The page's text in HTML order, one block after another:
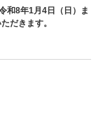
和8年1月4日（日）ま
だきます。